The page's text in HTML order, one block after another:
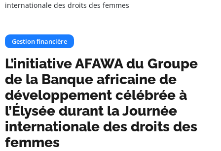
internationale des droits des femmes
Gestion financière
L’initiative AFAWA du Groupe
de la Banque africaine de
développement célébrée à
l’Élysée durant la Journée
internationale des droits des
femmes